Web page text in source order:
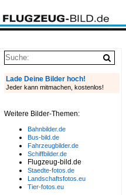
Lade Deine Bilder hoch!
Jeder kann mitmachen, kostenlos!
Weitere Bilder-Themen:
Bahnbilder.de
Bus-bild.de
Fahrzeugbilder.de
Schiffbilder.de
Flugzeug-bild.de
Staedte-fotos.de
Landschaftsfotos.eu
Tier-fotos.eu